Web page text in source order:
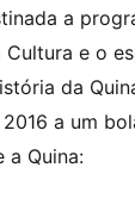
a
Cultura e o
da
a um
a Quina: